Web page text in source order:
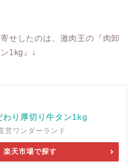
せしたのは、激肉王の『肉卸
1kg』↓
わり厚切り牛タン1kg
営ワンダーランド
楽天市場で探す